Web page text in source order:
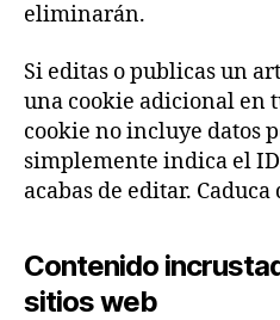
eliminarán.
Si editas o publicas un
una cookie adicional en
cookie no incluye datos
simplemente indica el
acabas de editar. Caduca
Contenido
sitios web